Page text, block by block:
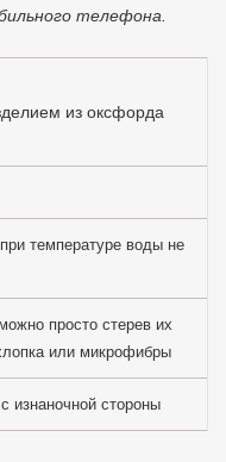
телефона.
из оксфорда
температуре воды не
просто стерев их
или микрофибры
изнаночной стороны